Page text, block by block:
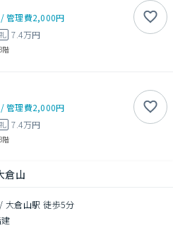
/管理費2,000円
礼 7.4万円
階
/管理費2,000円
礼 7.4万円
階
倉山
大倉山駅 徒歩5分